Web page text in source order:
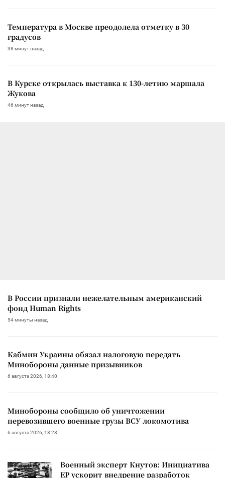
Температура в Москве преодолела отметку в 30
градусов
38 минут назад
В Курске открылась выставка к 130-летию маршала
Жукова
46 минут назад
В России признали нежелательным американский
фонд Human Rights
54 минуты назад
Кабмин Украины обязал налоговую передать
Минобороны данные призывников
6 августа 2026, 18:40
Минобороны сообщило об уничтожении
перевозившего военные грузы ВСУ локомотива
6 августа 2026, 18:28
Военный эксперт Кнутов: Инициатива
ЕР ускорит внедрение разработок